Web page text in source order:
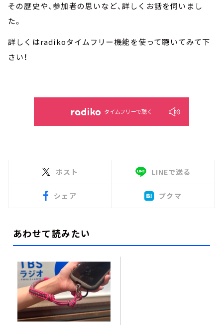
その歴史や、参加者の思いなど、詳しくお話を伺いまし
た。
詳しくはradikoタイムフリー機能を使って聴いてみて下
さい！
タイムフリーで聴く
ポスト LINEで送る
シェア ブクマ
あわせて読みたい